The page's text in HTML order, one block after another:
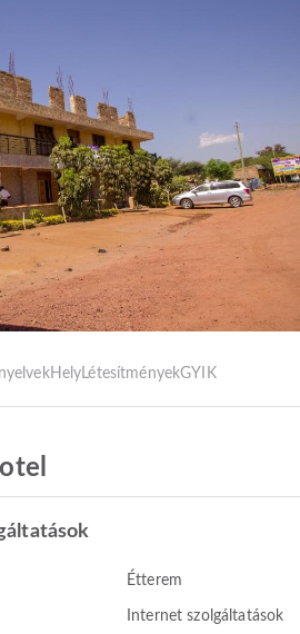
HelyLétesítményekGYIK
Étterem
Internet szolgáltatások